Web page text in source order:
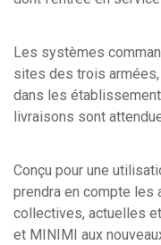
Les systèmes
sites des trois
dans les
livraisons sont
Conçu pour une
prendra en compte
collectives, actuelles
et MINIMI aux